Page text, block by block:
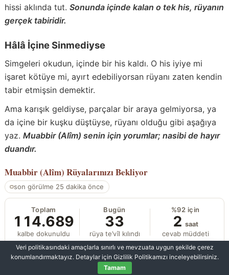
hissi aklında tut. Sonunda içinde kalan o tek his, rüyanın
gerçek tabiridir.
Hâlâ İçine Sinmediyse
Simgeleri okudun, içinde bir his kaldı. O his iyiye mi
işaret kötüye mi, ayırt edebiliyorsan rüyanı zaten kendin
tabir etmişsin demektir.
Ama karışık geldiyse, parçalar bir araya gelmiyorsa, ya
da içine bir kuşku düştüyse, rüyanı olduğu gibi aşağıya
yaz. Muabbir (Alîm) senin için yorumlar; nasibi de hayır
duandır.
Muabbir (Alîm) Rüyalarınızı Bekliyor
son görülme 25 dakika önce
Toplam
114.689
kalbe dokunuldu
Bugün
33
rüya te’vîl kılındı
%92 için
2 saat
cevab müddeti
Rüyam yorumlandı mı?
Veri politikasındaki amaçlarla sınırlı ve mevzuata uygun şekilde çerez
konumlandırmaktayız. Detaylar için Gizlilik Politikamızı inceleyebilirsiniz.
Tamam